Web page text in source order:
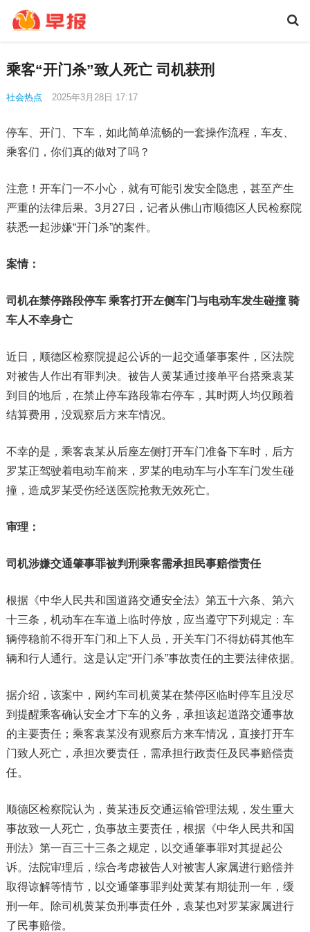
乘客“开门杀”致人死亡 司机获刑
社会热点 2025年3月28日 17:17
停车、开门、下车，如此简单流畅的一套操作流程，车友、
乘客们，你们真的做对了吗？
注意！开车门一不小心，就有可能引发安全隐患，甚至产生
严重的法律后果。3月27日，记者从佛山市顺德区人民检察院
获悉一起涉嫌“开门杀”的案件。
案情：
司机在禁停路段停车 乘客打开左侧车门与电动车发生碰撞 骑
车人不幸身亡
近日，顺德区检察院提起公诉的一起交通肇事案件，区法院
对被告人作出有罪判决。被告人黄某通过接单平台搭乘袁某
到目的地后，在禁止停车路段靠右停车，其时两人均仅顾着
结算费用，没观察后方来车情况。
不幸的是，乘客袁某从后座左侧打开车门准备下车时，后方
罗某正驾驶着电动车前来，罗某的电动车与小车车门发生碰
撞，造成罗某受伤经送医院抢救无效死亡。
审理：
司机涉嫌交通肇事罪被判刑乘客需承担民事赔偿责任
根据《中华人民共和国道路交通安全法》第五十六条、第六
十三条，机动车在车道上临时停放，应当遵守下列规定：车
辆停稳前不得开车门和上下人员，开关车门不得妨碍其他车
辆和行人通行。这是认定“开门杀”事故责任的主要法律依据。
据介绍，该案中，网约车司机黄某在禁停区临时停车且没尽
到提醒乘客确认安全才下车的义务，承担该起道路交通事故
的主要责任；乘客袁某没有观察后方来车情况，直接打开车
门致人死亡，承担次要责任，需承担行政责任及民事赔偿责
任。
顺德区检察院认为，黄某违反交通运输管理法规，发生重大
事故致一人死亡，负事故主要责任，根据《中华人民共和国
刑法》第一百三十三条之规定，以交通肇事罪对其提起公
诉。法院审理后，综合考虑被告人对被害人家属进行赔偿并
取得谅解等情节，以交通肇事罪判处黄某有期徒刑一年，缓
刑一年。除司机黄某负刑事责任外，袁某也对罗某家属进行
了民事赔偿。